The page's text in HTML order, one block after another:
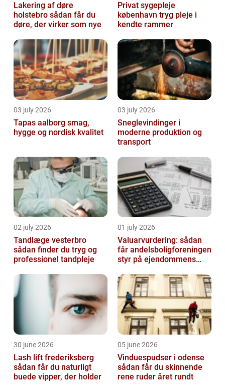
Lakering af døre
holstebro sådan får du
døre, der virker som nye
Privat sygepleje
københavn tryg pleje i
kendte rammer
03 july 2026
Tapas aalborg smag,
hygge og nordisk kvalitet
03 july 2026
Sneglevindinger i
moderne produktion og
transport
02 july 2026
Tandlæge vesterbro
sådan finder du tryg og
professionel tandpleje
01 july 2026
Valuarvurdering: sådan
får andelsboligforeningen
styr på ejendommens
30 june 2026
Lash lift frederiksberg
sådan får du naturligt
buede vipper, der holder
05 june 2026
Vinduespudser i odense
sådan får du skinnende
rene ruder året rundt